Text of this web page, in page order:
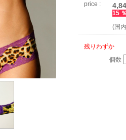
price :
15
(国
残りわずか
個数